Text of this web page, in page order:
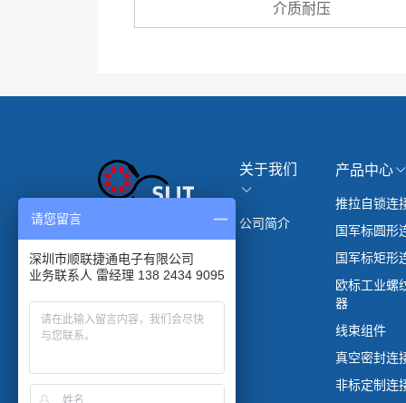
介质耐压
关于我们
公司简介
产品中心
推拉自锁连
国军标圆形
国军标矩形
欧标工业螺
器
线束组件
真空密封连
非标定制连
请您留言
深圳市顺联捷通电子有限公司
业务联系人 雷经理 138 2434 9095